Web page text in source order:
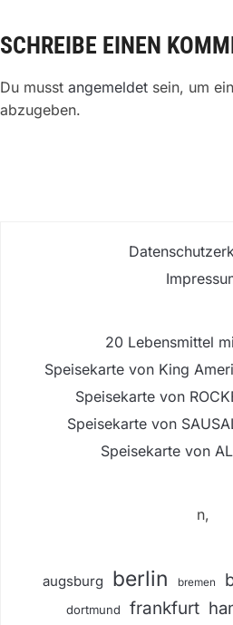
SCHREIBE EINEN
Du musst angemeldet sein, um
abzugeben.
20 Lebensmittel
Speisekarte von King
Speisekarte von
Speisekarte von
Speisekarte von
n,
augsburg berlin bremen
dortmund frankfurt